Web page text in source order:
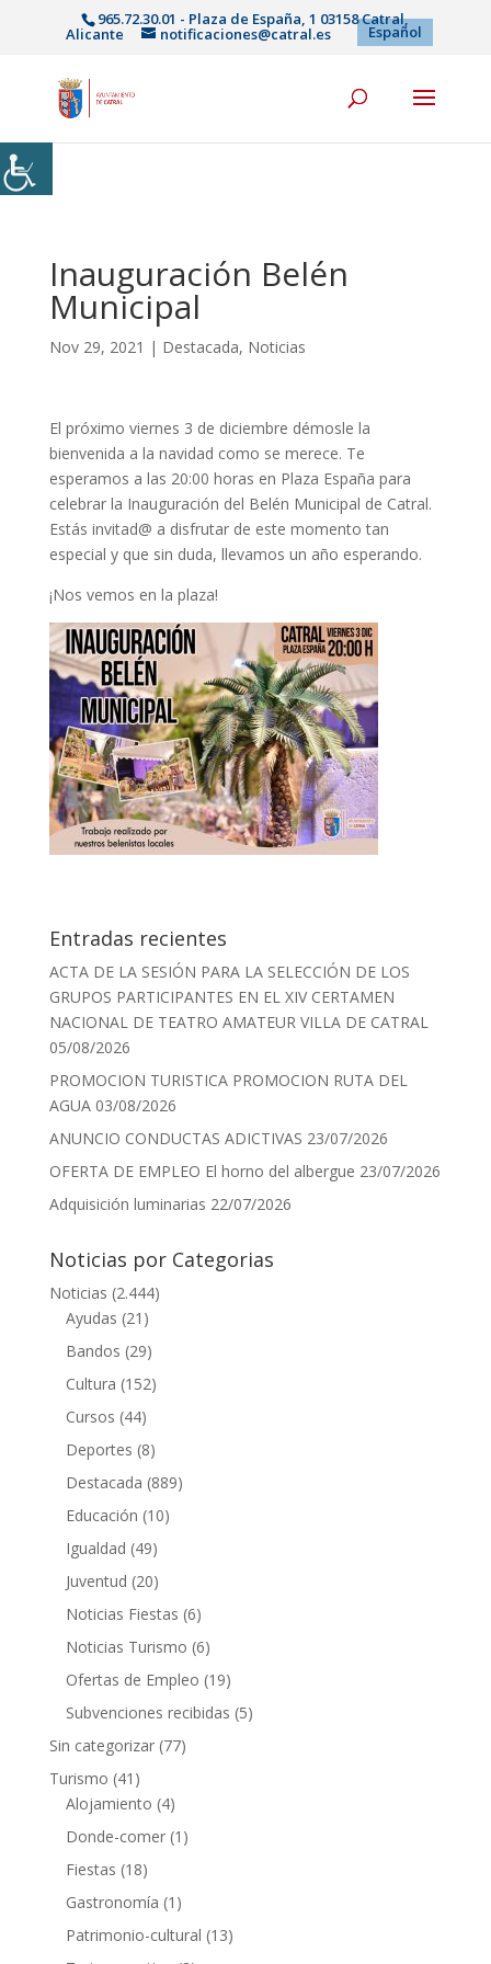
965.72.30.01 - Plaza de España, 1 03158 Catral,
Alicante notificaciones@catral.es Español
Inauguración Belén
Municipal
Nov 29, 2021 | Destacada, Noticias
El próximo viernes 3 de diciembre démosle la
bienvenida a la navidad como se merece. Te
esperamos a las 20:00 horas en Plaza España para
celebrar la Inauguración del Belén Municipal de Catral.
Estás invitad@ a disfrutar de este momento tan
especial y que sin duda, llevamos un año esperando.
¡Nos vemos en la plaza!
Entradas recientes
ACTA DE LA SESIÓN PARA LA SELECCIÓN DE LOS
GRUPOS PARTICIPANTES EN EL XIV CERTAMEN
NACIONAL DE TEATRO AMATEUR VILLA DE CATRAL
05/08/2026
PROMOCION TURISTICA PROMOCION RUTA DEL
AGUA 03/08/2026
ANUNCIO CONDUCTAS ADICTIVAS 23/07/2026
OFERTA DE EMPLEO El horno del albergue 23/07/2026
Adquisición luminarias 22/07/2026
Noticias por Categorias
Noticias (2.444)
Ayudas (21)
Bandos (29)
Cultura (152)
Cursos (44)
Deportes (8)
Destacada (889)
Educación (10)
Igualdad (49)
Juventud (20)
Noticias Fiestas (6)
Noticias Turismo (6)
Ofertas de Empleo (19)
Subvenciones recibidas (5)
Sin categorizar(77)
Turismo (41)
Alojamiento (4)
Donde-comer(1)
Fiestas (18)
Gastronomía (1)
Patrimonio-cultural (13)